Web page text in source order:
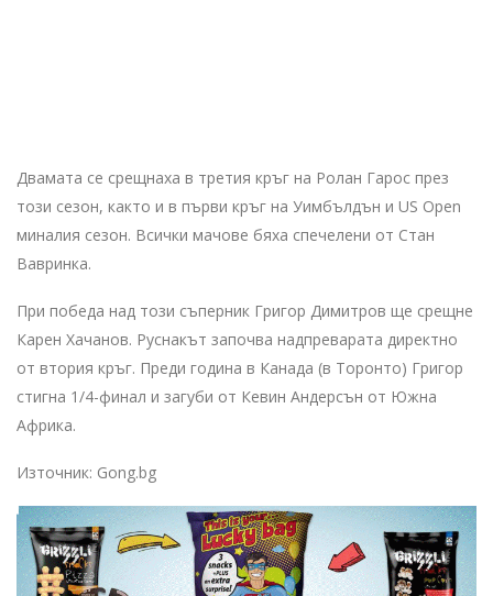
Двамата се срещнаха в третия кръг на Ролан Гарос през
този сезон, както и в първи кръг на Уимбълдън и US Open
миналия сезон. Всички мачове бяха спечелени от Стан
Вавринка.
При победа над този съперник Григор Димитров ще срещне
Карен Хачанов. Руснакът започва надпреварата директно
от втория кръг. Преди година в Канада (в Торонто) Григор
стигна 1/4-финал и загуби от Кевин Андерсън от Южна
Африка.
Източник: Gong.bg